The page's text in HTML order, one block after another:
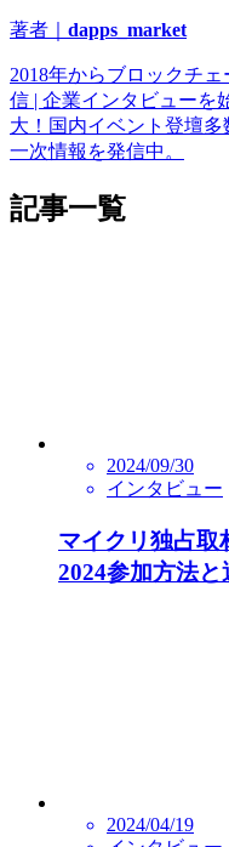
著者｜ dapps_market
2018年からブロックチ
信 | 企業インタビューを
大！国内イベント登壇
一次情報を発信中。
記事一覧
2024/09/30
インタビュー
マイクリ独占取
2024参加方法
2024/04/19